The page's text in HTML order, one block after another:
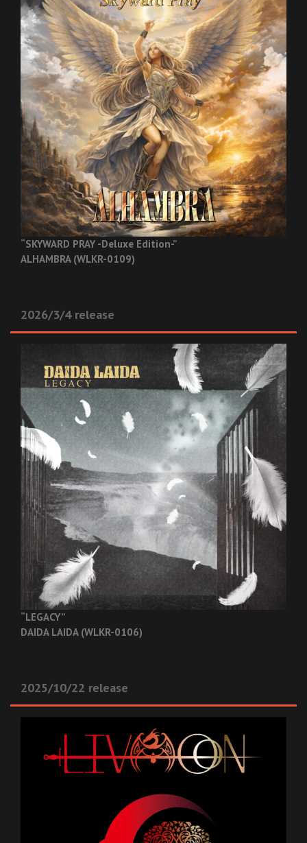
“SKYWARD PRAY -Deluxe Edition-”
ALHAMBRA (WLKR-0109)
2026/3/4 release
“LEGACY”
DAIDA LAIDA (WLKR-0106)
2025/10/22 release